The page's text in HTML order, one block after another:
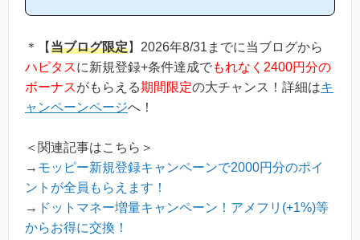
ジからハピタスへの新規登録はほんの数分で簡単にできるので、下
の記事を参考に進め...
＊【当ブログ限定】2026年8/31までに当ブログから
ハピタスに新規登録+条件達成でもれなく2400円分の
ボーナスがもらえる期間限定の大チャンス！詳細はキ
ャンペーンページへ！
＜関連記事はこちら＞
→ モッピー新規登録キャンペーンで2000円分のポイ
ントが全員もらえます！
→ ドットマネー増量キャンペーン！アメフリ(+1%)等
からお得に交換！